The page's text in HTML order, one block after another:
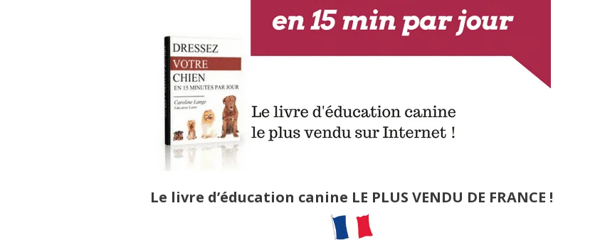
Le livre d’éducation canine ​LE PLUS VENDU DE FRANCE !